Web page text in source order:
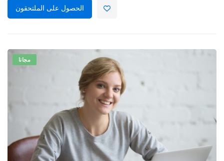
الحصول على الملتحقون
مجانا